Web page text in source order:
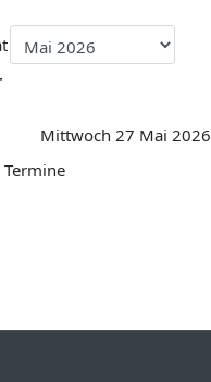
Mittwoch 27 Mai 2026
Termine